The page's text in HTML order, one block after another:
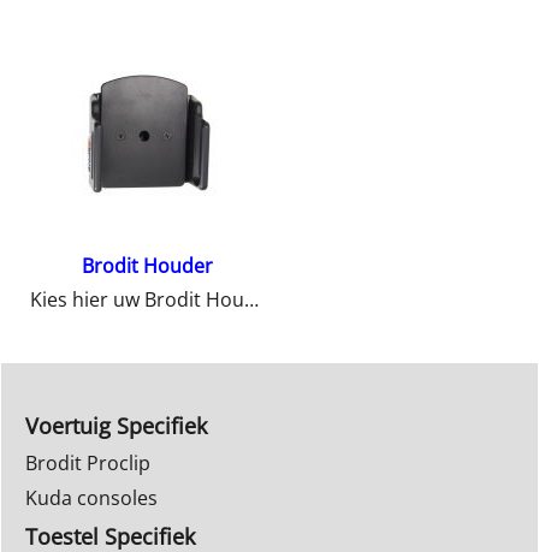
Brodit Houder
Kies hier uw Brodit Houder
Voertuig Specifiek
Brodit Proclip
Kuda consoles
Toestel Specifiek